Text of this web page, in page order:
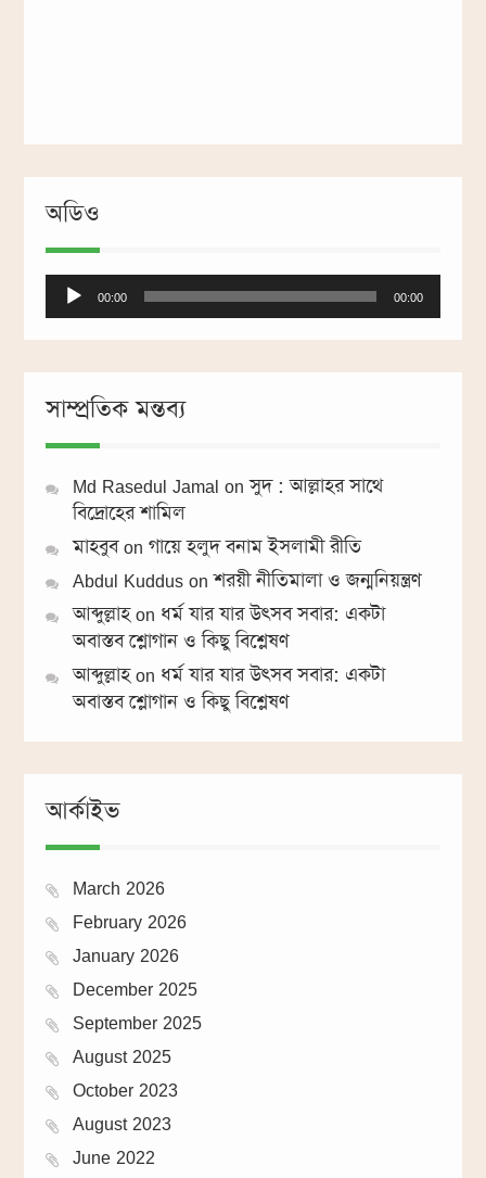
অডিও
Audio
Player
00:00 00:00
সাম্প্রতিক মন্তব্য
Md Rasedul Jamal onসুদ : আল্লাহর সাথে
বিদ্রোহের শামিল
মাহবুবon গায়ে হলুদ বনাম ইসলামী রীতি
Abdul Kuddusonশরয়ী নীতিমালা ও জন্মনিয়ন্ত্রণ
আব্দুল্লাহon ধর্ম যার যার উৎসব সবার: একটা
অবাস্তব শ্লোগান ও কিছু বিশ্লেষণ
আব্দুল্লাহon ধর্ম যার যার উৎসব সবার: একটা
অবাস্তব শ্লোগান ও কিছু বিশ্লেষণ
আর্কাইভ
March 2026
February 2026
January 2026
December 2025
September 2025
August 2025
October 2023
August 2023
June 2022